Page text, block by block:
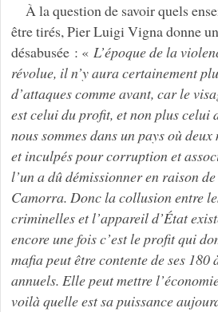
À la question de savoir quels
être tirés, Pier Luigi Vigna donne
désabusée : « L’époque de la
révolue, il n’y aura certainement
d’attaques comme avant, car le
est celui du profit, et non plus celui
nous sommes dans un pays où
et inculpés pour corruption et
l’un a dû démissionner en raison
Camorra. Donc la collusion entre
criminelles et l’appareil d’État
encore une fois c’est le profit qui
mafia peut être contente de ses
annuels. Elle peut mettre
voilà quelle est sa puissance